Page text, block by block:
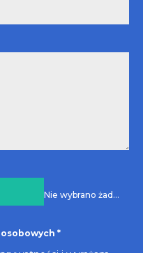
Nie wybrano żadnego pliku
*